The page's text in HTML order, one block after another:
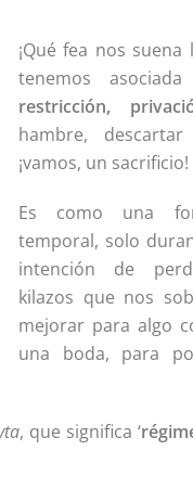
¡Qué fea nos
tenemos
restricción,
hambre,
¡vamos, un sacrificio!
Es como una
temporal, solo
intención de
kilazos que nos
mejorar para algo
una boda, para
, que significa ‘